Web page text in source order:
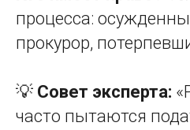
процесса:
прокурор,
💡 Совет эксперта:
часто пытаются